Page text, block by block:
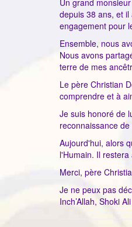
Un grand
depuis 38 ans, et
engagement pour
Ensemble, nous
Nous avons
terre de mes
Le père Christian
comprendre et à
Je suis honoré de
reconnaissance
Aujourd'hui, alors
l'Humain. Il
Merci, père
Je ne peux pas
Inch’Allah, Shoki